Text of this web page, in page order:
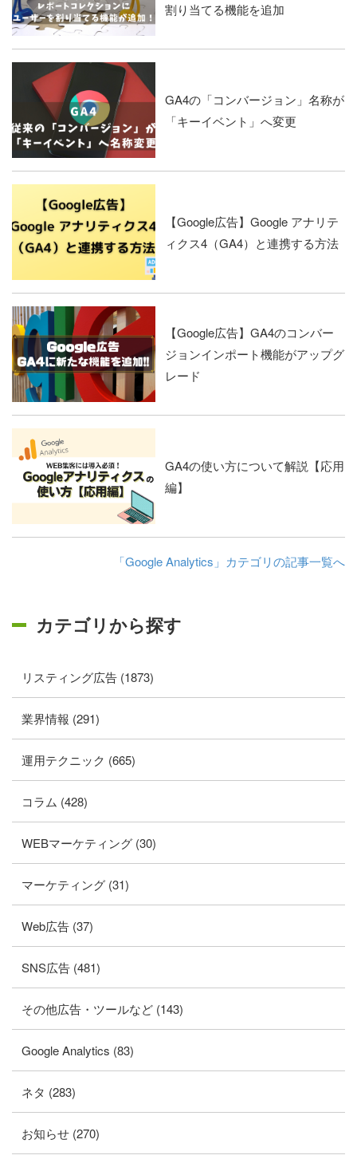
割り当てる機能を追加
GA4の「コンバージョン」名称が
「キーイベント」へ変更
【Google広告】Google アナリテ
ィクス4（GA4）と連携する方法
【Google広告】GA4のコンバー
ジョンインポート機能がアップグ
レード
GA4の使い方について解説【応用
編】
「Google Analytics」カテゴリの記事一覧へ
カテゴリから探す
リスティング広告 (1873)
業界情報 (291)
運用テクニック (665)
コラム (428)
WEBマーケティング (30)
マーケティング (31)
Web広告 (37)
SNS広告 (481)
その他広告・ツールなど (143)
Google Analytics (83)
ネタ (283)
お知らせ (270)